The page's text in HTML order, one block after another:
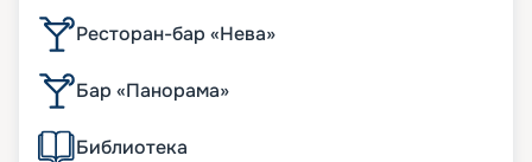
Ресторан-бар «Нева»
Бар «Панорама»
Библиотека